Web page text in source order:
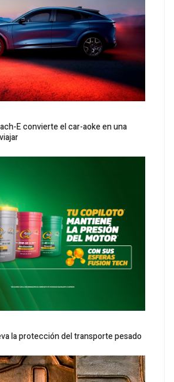
E convierte el car-aoke en una
la protección del transporte pesado